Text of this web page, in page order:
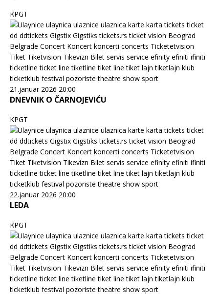
KPGT
21.januar 2026 20:00
DNEVNIK O ČARNOJEVIĆU
KPGT
22.januar 2026 20:00
LEDA
KPGT